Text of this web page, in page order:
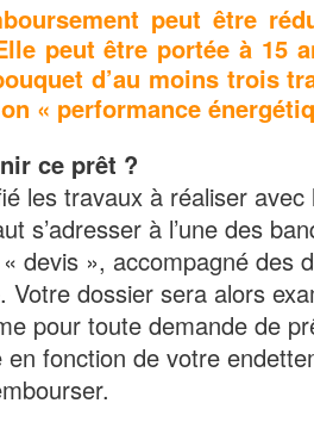
peut être
peut être portée à 15
d’au moins trois
« performance
ce prêt ?
les travaux à réaliser avec
s’adresser à l’une des
devis », accompagné des
Votre dossier sera alors
pour toute demande de
fonction de votre